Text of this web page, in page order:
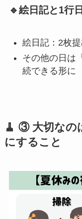
🔹絵日記と1行
絵日記：2枚
その他の日は
続できる形に
🧹 ③ 大切なの
にすること